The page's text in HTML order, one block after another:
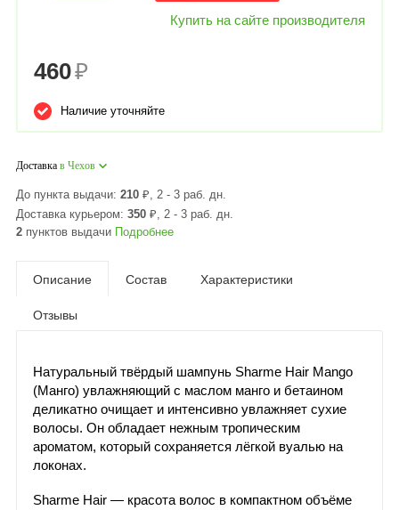
Купить на сайте производителя
460₽
Наличие уточняйте
Доставка в Чехов
До пункта выдачи: 210 ₽, 2 - 3 раб. дн.
Доставка курьером: 350 ₽, 2 - 3 раб. дн.
2 пунктов выдачи Подробнее
Описание Состав Характеристики
Отзывы
Натуральный твёрдый шампунь Sharme Hair Mango
(Манго) увлажняющий с маслом манго и бетаином
деликатно очищает и интенсивно увлажняет сухие
волосы. Он обладает нежным тропическим
ароматом, который сохраняется лёгкой вуалью на
локонах.
Sharme Hair — красота волос в компактном объёме